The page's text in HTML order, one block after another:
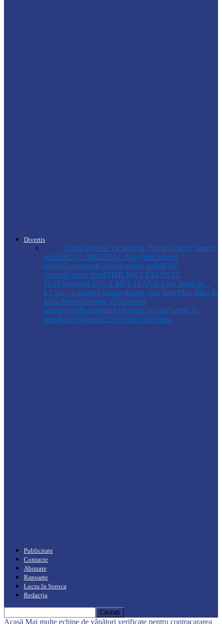
Divertis
,,Ziarul Nostru” cu povești„Ziarul Nostru” pentru
piciABC-UL MEDICALAlte ȘtiriCititorul
nostruConcursuriCuvinte pentru sufletFără
cravatăGalerie fotoINIMI MICI,TALENTE
MARIÎntreabă ZNLA MULŢI ANILa noi acasă la…
La Sfat cu oameni frumoșiLume soro lumeMini-Miss &
Mini-MisterObiectiv ZNOdiseea
pedagogicăParlamentul elevilorPodcastPortrete în
timpReflecțiiReteta ZNȘcoala meaVideo
Publicitate
Contacte
Abonare
Rapoarte
Lucru în Soroca
Redacția
Acasă Mai multe echipe de vânători verificate pentru contracararea